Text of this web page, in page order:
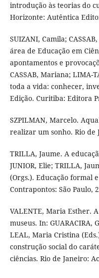
introdução às teorias do
Horizonte: Autêntica
SUIZANI, Camila;
área de Educação em
apontamentos e
CASSAB, Mariana; LIMA-
toda a vida: conhecer,
Edição. Curitiba: Editora
SZPILMAN, Marcelo.
realizar um sonho. Rio de
TRILLA, Jaume. A
JUNIOR, Elie; TRILLA,
(Orgs.). Educação formal
Contrapontos: São Paulo,
VALENTE, Maria Esther.
museus. In: GUARACIRA,
LEAL, Maria Cristina
construção social do
ciências. Rio de Janeiro: